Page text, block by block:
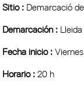
Sitio : Demarcació
Demarcación : Lleida
Fecha inicio :
Horario :20 h